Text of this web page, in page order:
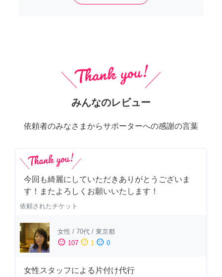
みんなのレビュー
依頼者のみなさまからサポーターへの感謝の言葉
今回も綺麗にしていただきありがとうございま
す！またよろしくお願いいたします！
依頼されたチケット
女性 / 70代 / 東京都
sentiment_satisfied 107 sentiment_neutral 1 sentiment_dissatisfied 0
女性スタッフによる片付け代行